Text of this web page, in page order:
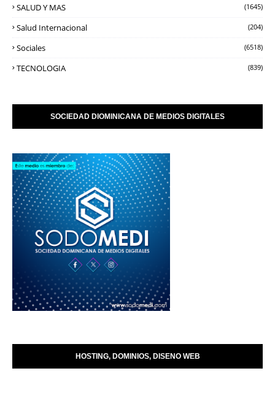
SALUD Y MAS (1645)
Salud Internacional (204)
Sociales (6518)
TECNOLOGIA (839)
SOCIEDAD DIOMINICANA DE MEDIOS DIGITALES
HOSTING, DOMINIOS, DISENO WEB